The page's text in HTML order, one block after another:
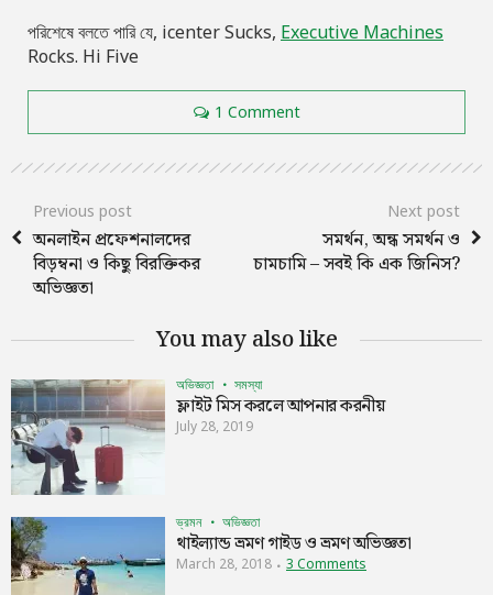
পরিশেষে বলতে পারি যে, icenter Sucks, Executive Machines
Rocks. Hi Five
1 Comment
Previous post
অনলাইন প্রফেশনালদের
বিড়ম্বনা ও কিছু বিরক্তিকর
অভিজ্ঞতা
Next post
সমর্থন, অন্ধ সমর্থন ও
চামচামি – সবই কি এক জিনিস?
You may also like
অভিজ্ঞতা সমস্যা
ফ্লাইট মিস করলে আপনার করনীয়
July 28, 2019
ভ্রমন অভিজ্ঞতা
থাইল্যান্ড ভ্রমণ গাইড ও ভ্রমণ অভিজ্ঞতা
March 28, 2018 3 Comments